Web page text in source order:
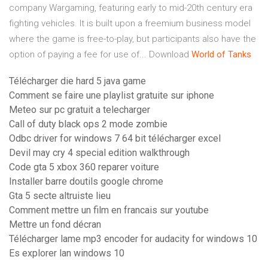
company Wargaming, featuring early to mid-20th century era
fighting vehicles. It is built upon a freemium business model
where the game is free-to-play, but participants also have the
option of paying a fee for use of... Download World of Tanks
Télécharger die hard 5 java game
Comment se faire une playlist gratuite sur iphone
Meteo sur pc gratuit a telecharger
Call of duty black ops 2 mode zombie
Odbc driver for windows 7 64 bit télécharger excel
Devil may cry 4 special edition walkthrough
Code gta 5 xbox 360 reparer voiture
Installer barre doutils google chrome
Gta 5 secte altruiste lieu
Comment mettre un film en francais sur youtube
Mettre un fond décran
Télécharger lame mp3 encoder for audacity for windows 10
Es explorer lan windows 10